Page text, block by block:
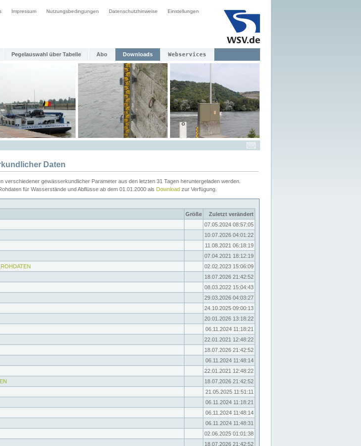
Impressum Nutzungsbedingungen Datenschutzhinweise Einstellungen
Pegelauswahl über Tabelle Abo Downloads Webservices
Daten
verschiedener gewässerkundlicher Parameter aus den letzten 31 Tagen heruntergeladen werden.
für Wasserstände und Abflüsse ab dem 01.01.2000 als Download zur Verfügung.
Größe
Zuletzt verändert
07.05.2024 08:57:05
10.07.2026 04:01:22
11.08.2021 06:18:19
07.04.2021 18:12:19
02.02.2023 15:06:09
18.07.2026 21:42:52
08.03.2022 15:04:43
29.03.2026 04:03:27
24.10.2025 09:00:13
20.01.2026 13:18:22
06.11.2024 11:18:21
22.01.2021 12:48:22
18.07.2026 21:42:52
06.11.2024 11:48:14
22.01.2021 12:48:22
18.07.2026 21:42:52
21.05.2025 11:51:11
06.11.2024 11:18:21
06.11.2024 11:48:14
06.11.2024 11:48:31
02.06.2025 01:01:38
18.07.2026 21:42:52